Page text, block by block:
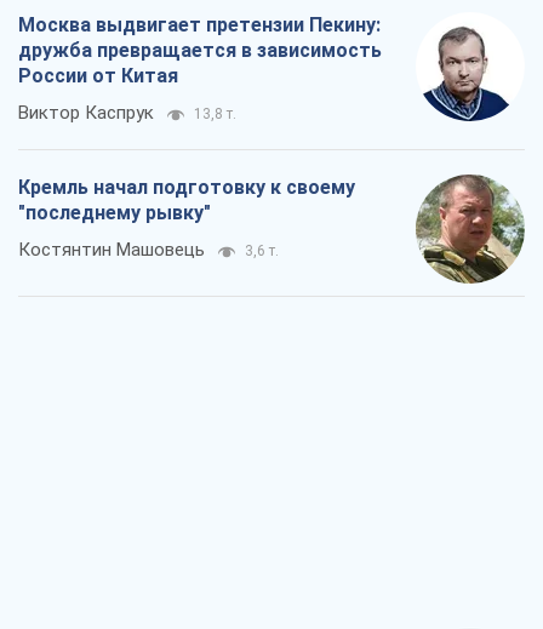
Москва выдвигает претензии Пекину:
дружба превращается в зависимость
России от Китая
Виктор Каспрук 13,8 т.
Кремль начал подготовку к своему
"последнему рывку"
Костянтин Машовець 3,6 т.